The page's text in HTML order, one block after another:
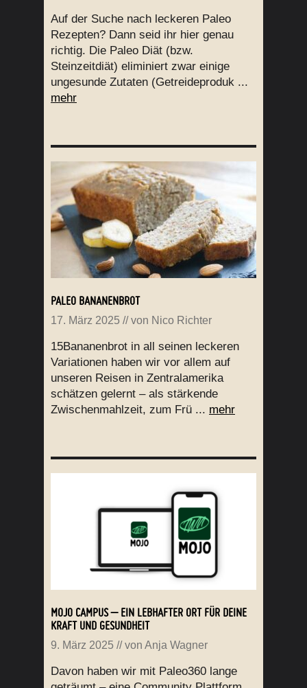
Auf der Suche nach leckeren Paleo
Rezepten? Dann seid ihr hier genau
richtig. Die Paleo Diät (bzw.
Steinzeitdiät) eliminiert zwar einige
ungesunde Zutaten (Getreideproduk ...
mehr
PALEO BANANENBROT
17. März 2025 // von Nico Richter
15Bananenbrot in all seinen leckeren
Variationen haben wir vor allem auf
unseren Reisen in Zentralamerika
schätzen gelernt – als stärkende
Zwischenmahlzeit, zum Frü ... mehr
MOJO CAMPUS – EIN LEBHAFTER ORT FÜR DEINE
KRAFT UND GESUNDHEIT
9. März 2025 // von Anja Wagner
Davon haben wir mit Paleo360 lange